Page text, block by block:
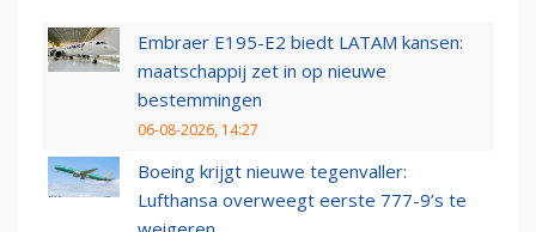
Embraer E195-E2 biedt LATAM kansen:
maatschappij zet in op nieuwe
bestemmingen
06-08-2026, 14:27
Boeing krijgt nieuwe tegenvaller:
Lufthansa overweegt eerste 777-9’s te